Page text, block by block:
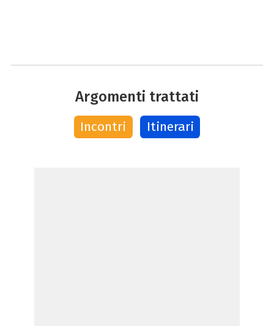
Argomenti trattati
Incontri Itinerari